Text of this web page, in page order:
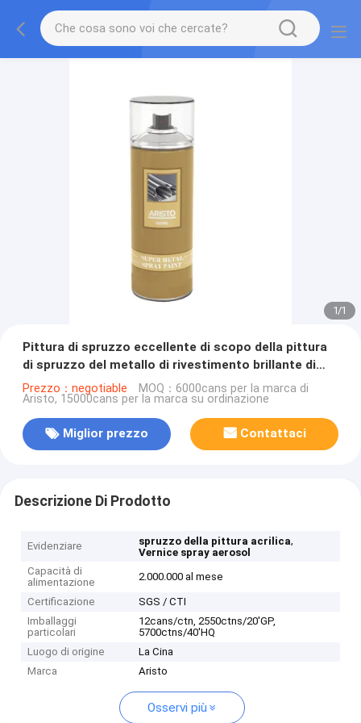
1/1
Pittura di spruzzo eccellente di scopo della pittura
di spruzzo del metallo di rivestimento brillante di
lucentezza multi
Prezzo：negotiable MOQ：6000cans per la marca di
Aristo, 15000cans per la marca su ordinazione
Miglior prezzo Contattaci
Descrizione Di Prodotto
Evidenziare spruzzo della pittura acrilica,
Vernice spray aerosol
Capacità di
alimentazione
2.000.000 al mese
Certificazione
SGS / CTI
Imballaggi
particolari
12cans/ctn, 2550ctns/20'GP,
5700ctns/40'HQ
Luogo di origine
La Cina
Marca
Aristo
Osservi più